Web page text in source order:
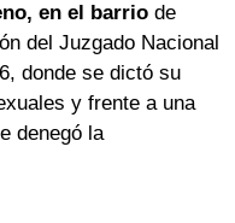
en el barrio de
del Juzgado Nacional
donde se dictó su
y frente a una
denegó la